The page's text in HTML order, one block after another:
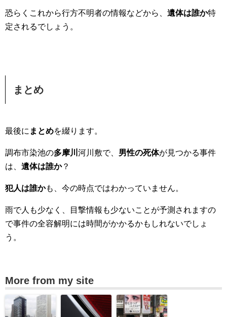
恐らくこれから行方不明者の情報などから、 遺体は誰か特
定されるでしょう。
まとめ
最後に まとめを綴ります。
調布市染池の多摩川 河川敷で、 男性の死体が見つかる事件
は、 遺体は誰か？
犯人は誰かも、今の時点ではわかっていません。
雨で人も少なく、目撃情報も少ないことが予測されますの
で事件の全容解明には時間がかかるかもしれないでしょ
う。
More from my site